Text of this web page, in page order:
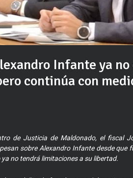
Infante ya no
continúa con
de Justicia de Maldonado, el fiscal
sobre Alexandro Infante desde que
no tendrá limitaciones a su libertad.